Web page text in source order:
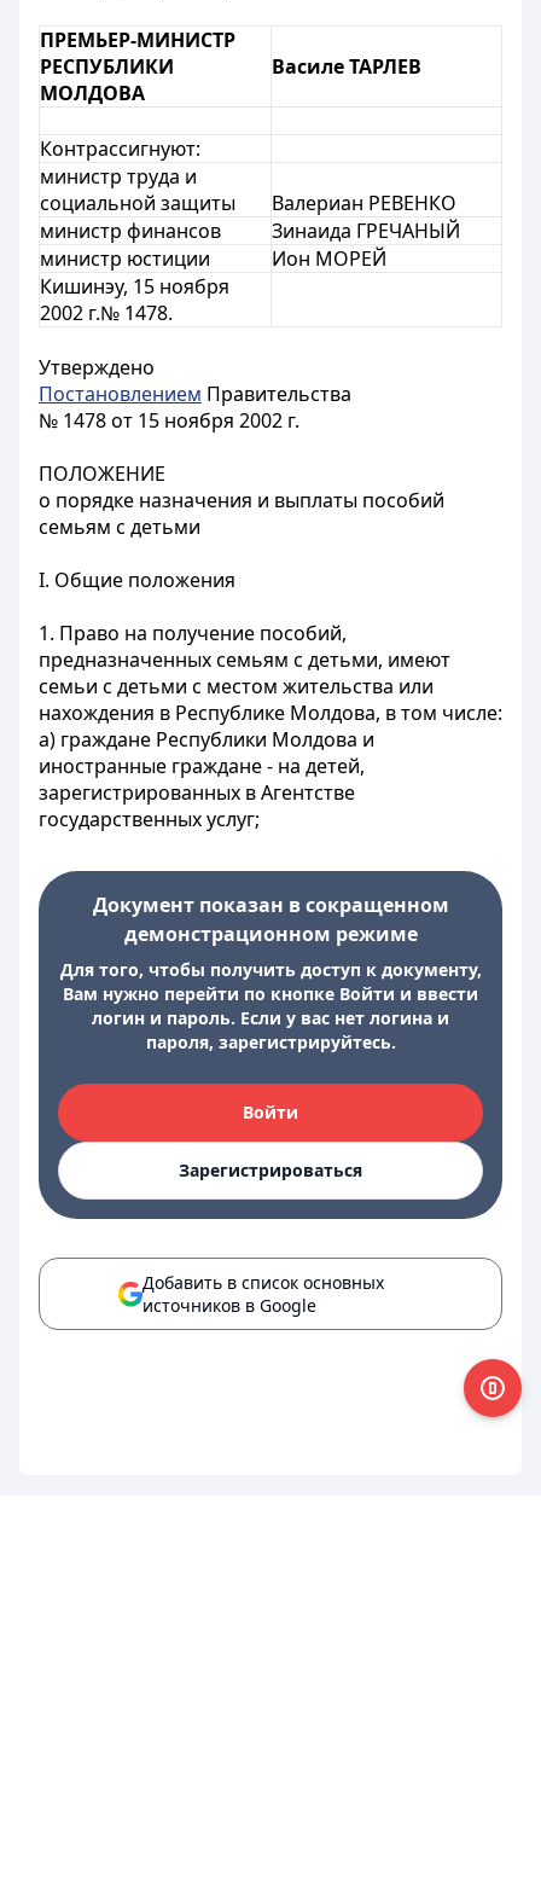
ПРЕМЬЕР-МИНИСТР
РЕСПУБЛИКИ
МОЛДОВА
Василе ТАРЛЕВ
Контрассигнуют:
министр труда и
социальной защиты
Валериан РЕВЕНКО
министр финансов
Зинаида ГРЕЧАНЫЙ
министр юстиции
Ион МОРЕЙ
Кишинэу, 15 ноября
2002 г.№ 1478.
Утверждено
Постановлением Правительства
№ 1478 от 15 ноября 2002 г.
ПОЛОЖЕНИЕ
о порядке назначения и выплаты пособий
семьям с детьми
I. Общие положения
1. Право на получение пособий,
предназначенных семьям с детьми, имеют
семьи с детьми с местом жительства или
нахождения в Республике Молдова, в том числе:
a) граждане Республики Молдова и
иностранные граждане - на детей,
зарегистрированных в Агентстве
государственных услуг;
Документ показан в сокращенном
демонстрационном режиме
Для того, чтобы получить доступ к документу,
Вам нужно перейти по кнопке Войти и ввести
логин и пароль. Если у вас нет логина и
пароля, зарегистрируйтесь.
Войти
Зарегистрироваться
Добавить в список основных
источников в Google